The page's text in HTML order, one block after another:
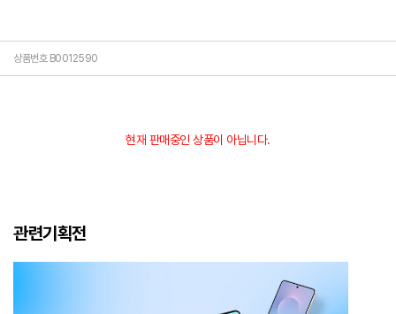
상품번호 B0012590
현재 판매중인 상품이 아닙니다.
관련기획전